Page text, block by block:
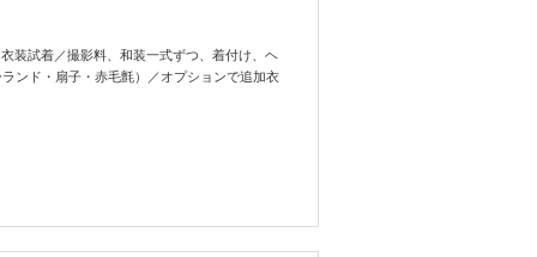
装試着／撮影料、和装一式ずつ、着付け、ヘ
ンド・扇子・赤毛氈）／オプションで追加衣